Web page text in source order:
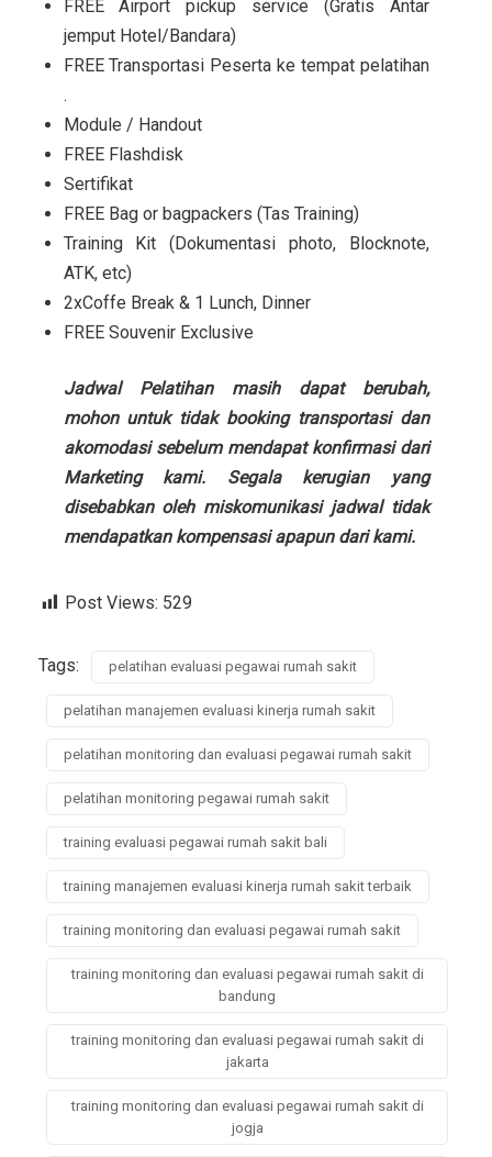
FREE Airport pickup service (Gratis Antar
jemput Hotel/Bandara)
FREE Transportasi Peserta ke tempat pelatihan
.
Module / Handout
FREE Flashdisk
Sertifikat
FREE Bag or bagpackers (Tas Training)
Training Kit (Dokumentasi photo, Blocknote,
ATK, etc)
2xCoffe Break & 1 Lunch, Dinner
FREE Souvenir Exclusive
Jadwal Pelatihan masih dapat berubah,
mohon untuk tidak booking transportasi dan
akomodasi sebelum mendapat konfirmasi dari
Marketing kami. Segala kerugian yang
disebabkan oleh miskomunikasi jadwal tidak
mendapatkan kompensasi apapun dari kami.
Post Views: 529
Tags: pelatihan evaluasi pegawai rumah sakit
pelatihan manajemen evaluasi kinerja rumah sakit
pelatihan monitoring dan evaluasi pegawai rumah sakit
pelatihan monitoring pegawai rumah sakit
training evaluasi pegawai rumah sakit bali
training manajemen evaluasi kinerja rumah sakit terbaik
training monitoring dan evaluasi pegawai rumah sakit
training monitoring dan evaluasi pegawai rumah sakit di
bandung
training monitoring dan evaluasi pegawai rumah sakit di
jakarta
training monitoring dan evaluasi pegawai rumah sakit di
jogja